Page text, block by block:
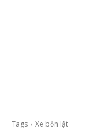
Tags Xe bồn lật